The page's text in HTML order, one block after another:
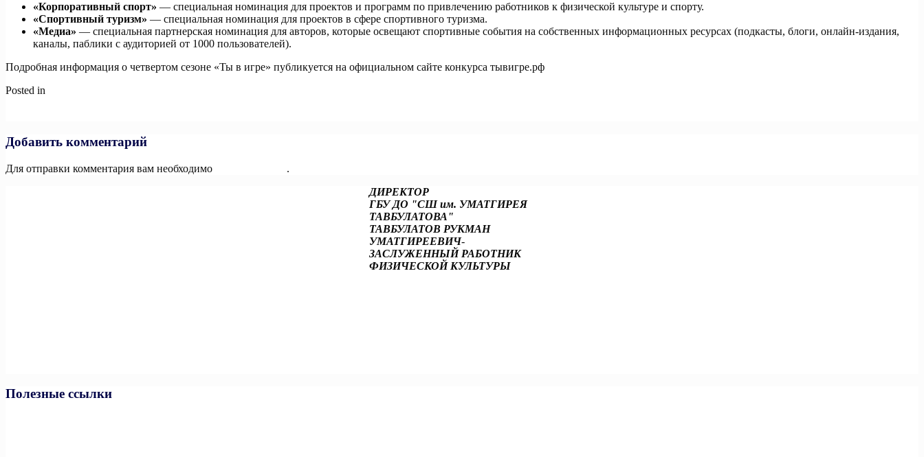
«Корпоративный спорт» — специальная номинация для проектов и программ по привлечению работников к физической культуре и спорту.
«Спортивный туризм» — специальная номинация для проектов в сфере спортивного туризма.
«Медиа» — специальная партнерская номинация для авторов, которые освещают спортивные события на собственных информационных ресурсах (подкасты, блоги, онлайн-издания,
каналы, паблики с аудиторией от 1000 пользователей).
Подробная информация о четвертом сезоне «Ты в игре» публикуется на официальном сайте конкурса тывигре.рф
Posted in
записям
Добавить комментарий
Для отправки комментария вам необходимо
.
ДИРЕКТОР
ГБУ ДО "СШ им. УМАТГИРЕЯ
ТАВБУЛАТОВА"
ТАВБУЛАТОВ РУКМАН
УМАТГИРЕЕВИЧ-
ЗАСЛУЖЕННЫЙ РАБОТНИК
ФИЗИЧЕСКОЙ КУЛЬТУРЫ
Полезные ссылки